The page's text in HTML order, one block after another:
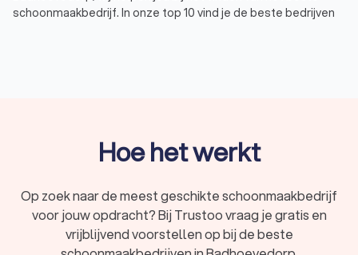
schoonmaakbedrijf. In onze top 10 vind je de beste bedrijven
Professionele schoonmaak voor particulieren
Zoek je reguliere huishoudelijke hulp in Badhoevedorp of een
eenmalige schoonmaak van je woning? Als particulier loont
Hoe het werkt
Op zoek naar de meest geschikte schoonmaakbedrijf
voor jouw opdracht? Bij Trustoo vraag je gratis en
vrijblijvend voorstellen op bij de beste